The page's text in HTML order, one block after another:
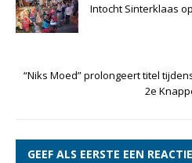
Intocht Sinterklaas
“Niks Moed” prolongeert titel
2e
GEEF ALS EERSTE EEN REACTIE